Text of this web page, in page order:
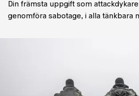
Din främsta uppgift som
genomföra sabotage, i alla tänkbara